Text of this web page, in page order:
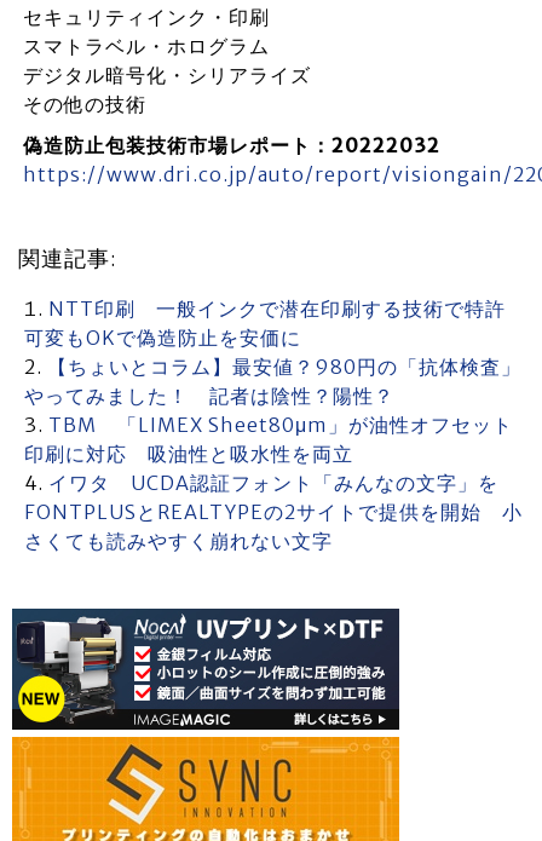
セキュリティインク・印刷
スマトラベル・ホログラム
デジタル暗号化・シリアライズ
その他の技術
偽造防止包装技術市場レポート：20222032
https://www.dri.co.jp/auto/report/visiongain/
関連記事:
NTT印刷 一般インクで潜在印刷する技術で特許
可変もOKで偽造防止を安価に
【ちょいとコラム】最安値？980円の「抗体検査」
やってみました！ 記者は陰性？陽性？
TBM 「LIMEX Sheet80μm」が油性オフセット
印刷に対応 吸油性と吸水性を両立
イワタ UCDA認証フォント「みんなの文字」を
FONTPLUSとREALTYPEの2サイトで提供を開始 小
さくても読みやすく崩れない文字